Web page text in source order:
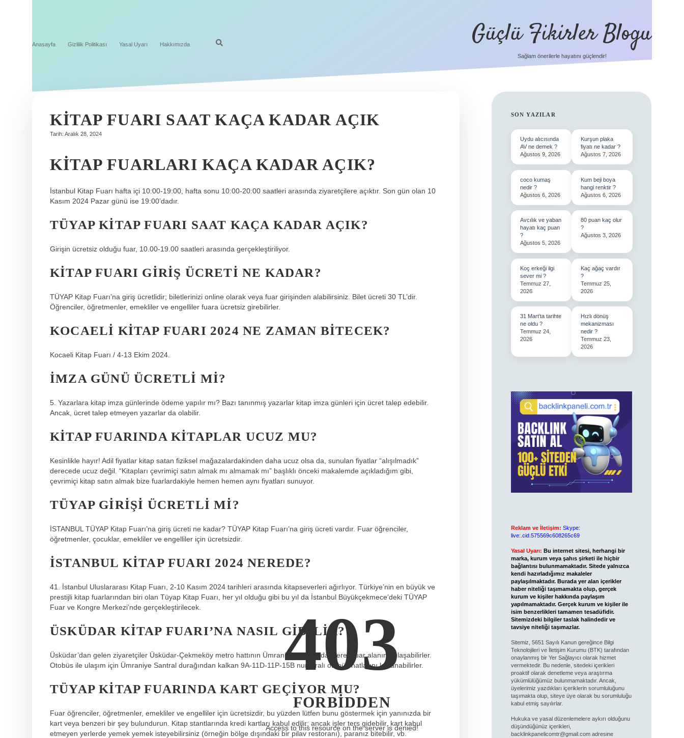
Anasayfa Gizlilik Politikası Yasal Uyarı Hakkımızda Güçlü Fikirler Blogu
Sağlam önerilerle hayatını güçlendir!
KITAP FUARI SAAT KAÇA KADAR AÇIK
Tarih: Aralık 28, 2024
KITAP FUARLARI KAÇA KADAR AÇIK?
İstanbul Kitap Fuarı hafta içi 10:00-19:00, hafta sonu 10:00-20:00 saatleri arasında ziyaretçilere açıktır. Son gün olan 10
Kasım 2024 Pazar günü ise 19:00’dadır.
TÜYAP KITAP FUARI SAAT KAÇA KADAR AÇIK?
Girişin ücretsiz olduğu fuar, 10.00-19.00 saatleri arasında gerçekleştiriliyor.
KITAP FUARI GIRIŞ ÜCRETI NE KADAR?
TÜYAP Kitap Fuarı’na giriş ücretlidir; biletlerinizi online olarak veya fuar girişinden alabilirsiniz. Bilet ücreti 30 TL’dir.
Öğrenciler, öğretmenler, emekliler ve engelliler fuara ücretsiz girebilirler.
KOCAELI KITAP FUARI 2024 NE ZAMAN BITECEK?
Kocaeli Kitap Fuarı / 4-13 Ekim 2024.
İMZA GÜNÜ ÜCRETLI MI?
5. Yazarlara kitap imza günlerinde ödeme yapılır mı? Bazı tanınmış yazarlar kitap imza günleri için ücret talep edebilir.
Ancak, ücret talep etmeyen yazarlar da olabilir.
KITAP FUARINDA KITAPLAR UCUZ MU?
Kesinlikle hayır! Adil fiyatlar kitap satan fiziksel mağazalardakinden daha ucuz olsa da, sunulan fiyatlar “alışılmadık”
derecede ucuz değil. “Kitapları çevrimiçi satın almak mı almamak mı” başlıklı önceki makalemde açıkladığım gibi,
çevrimiçi kitap satın almak bize fuarlardakiyle hemen hemen aynı fiyatları sunuyor.
TÜYAP GIRIŞI ÜCRETLI MI?
İSTANBUL TÜYAP Kitap Fuarı’na giriş ücreti ne kadar? TÜYAP Kitap Fuarı’na giriş ücreti vardır. Fuar öğrenciler,
öğretmenler, çocuklar, emekliler ve engelliler için ücretsizdir.
İSTANBUL KITAP FUARI 2024 NEREDE?
41. İstanbul Uluslararası Kitap Fuarı, 2-10 Kasım 2024 tarihleri ​​arasında kitapseverleri ağırlıyor. Türkiye’nin en büyük ve
prestijli kitap fuarlarından biri olan Tüyap Kitap Fuarı, her yıl olduğu gibi bu yıl da İstanbul Büyükçekmece’deki TÜYAP
Fuar ve Kongre Merkezi’nde gerçekleştirilecek.
ÜSKÜDAR KITAP FUARI’NA NASIL GIDILIR?
Üsküdar’dan gelen ziyaretçiler Üsküdar-Çekmeköy metro hattının Ümraniye durağında inerek fuar alanına ulaşabilirler.
Otobüs ile ulaşım için Ümraniye Santral durağından kalkan 9A-11D-11P-15B numaralı otobüs hatlarını kullanabilirler.
TÜYAP KITAP FUARINDA KART GEÇIYOR MU?
Fuar öğrenciler, öğretmenler, emekliler ve engelliler için ücretsizdir, bu yüzden lütfen bunu göstermek için yanınızda bir
kart veya benzeri bir şey bulundurun. Kitap stantlarında kredi kartları kabul edilir; ancak işler ters gidebilir, kart kabul
etmeyen yerlerde yemek yemek isteyebilirsiniz (örneğin bölge dışındaki bir pilav restoranı), paranız bitebilir, vb.
SIDEBAR
SON YAZILAR
Uydu alıcısında
AV ne demek ?
Ağustos 9, 2026
Kurşun plaka
fiyatı ne kadar ?
Ağustos 7, 2026
coco kumaş
nedir ?
Ağustos 6, 2026
Kum beji boya
hangi renktir ?
Ağustos 6, 2026
Avcılık ve yaban
hayatı kaç puan
?
Ağustos 5, 2026
80 puan kaç olur
?
Ağustos 3, 2026
Koç erkeği ilgi
sever mi ?
Temmuz 27,
2026
Kaç ağaç vardır
?
Temmuz 25,
2026
31 Mart’ta tarihte
ne oldu ?
Temmuz 24,
2026
Hızlı dönüş
mekanizması
nedir ?
Temmuz 23,
2026
Reklam ve İletişim: Skype:
live:.cid.575569c608265c69
Yasal Uyarı: Bu internet sitesi, herhangi bir
marka, kurum veya şahıs şirketi ile hiçbir
bağlantısı bulunmamaktadır. Sitede yalnızca
kendi hazırladığımız makaleler
paylaşılmaktadır. Burada yer alan içerikler
haber niteliği taşımamakta olup, gerçek
kurum ve kişiler hakkında paylaşım
yapılmamaktadır. Gerçek kurum ve kişiler ile
isim benzerlikleri tamamen tesadüfidir.
Sitemizdeki bilgiler taslak halindedir ve
tavsiye niteliği taşımazlar.
Sitemiz, 5651 Sayılı Kanun gereğince Bilgi
Teknolojileri ve İletişim Kurumu (BTK) tarafından
onaylanmış bir Yer Sağlayıcı olarak hizmet
vermektedir. Bu nedenle, sitedeki içerikleri
proaktif olarak denetleme veya araştırma
yükümlülüğümüz bulunmamaktadır. Ancak,
üyelerimiz yazdıkları içeriklerin sorumluluğunu
taşımakta olup, siteye üye olarak bu sorumluluğu
kabul etmiş sayılırlar.
Hukuka ve yasal düzenlemelere aykırı olduğunu
düşündüğünüz içerikleri,
backlinkpanelicomtr@gmail.comadresine
403
FORBIDDEN
Access to this resource on the server is denied!